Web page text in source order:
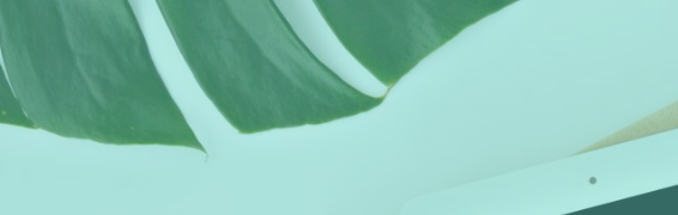
to
content